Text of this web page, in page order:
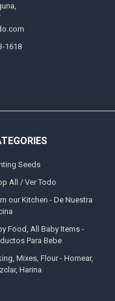
1618
Seeds
All / Ver Todo
our Kitchen - De Nuestra
Food, All Baby Items -
Para Bebe
Mixes, Flour - Hornear,
Harina